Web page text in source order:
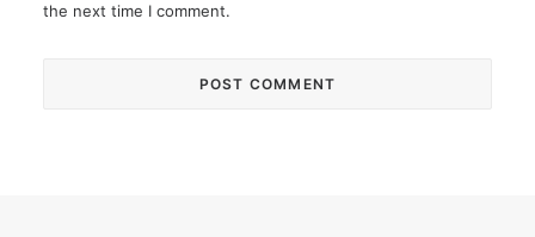
the next time I comment.